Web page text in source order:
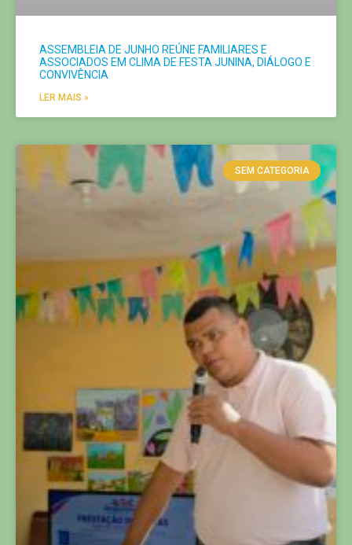
ASSEMBLEIA DE JUNHO REÚNE FAMILIARES E
ASSOCIADOS EM CLIMA DE FESTA JUNINA, DIÁLOGO E
CONVIVÊNCIA
LER MAIS »
SEM CATEGORIA